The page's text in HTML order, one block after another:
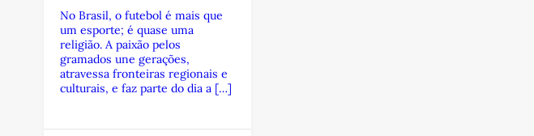
No Brasil, o futebol é mais que
um esporte; é quase uma
religião. A paixão pelos
gramados une gerações,
atravessa fronteiras regionais e
culturais, e faz parte do dia a […]